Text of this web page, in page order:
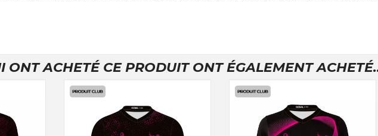
ONT ACHETÉ CE PRODUIT ONT ÉGALEMENT